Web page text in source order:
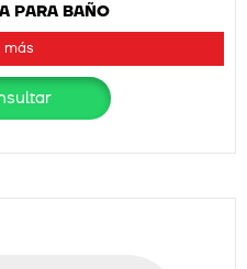
PARA BAÑO
más